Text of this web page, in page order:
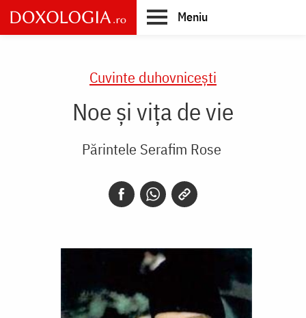
Skip
to
main
Meniu
Cuvinte duhovnicești
Noe și vița de vie
Părintele Serafim Rose